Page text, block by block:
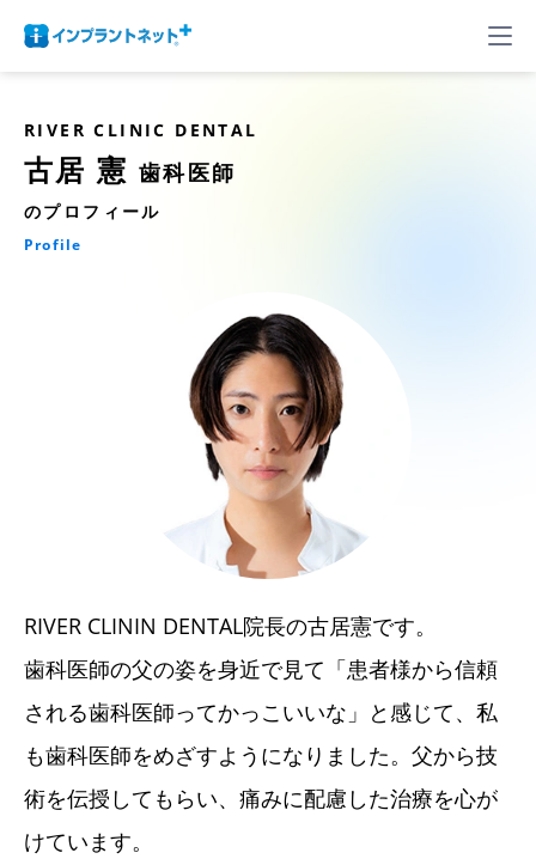
RIVER CLINIC DENTAL
古居 憲 歯科医師
のプロフィール
Profile
RIVER CLININ DENTAL院長の古居憲です。
歯科医師の父の姿を身近で見て「患者様から信頼
される歯科医師ってかっこいいな」と感じて、私
も歯科医師をめざすようになりました。父から技
術を伝授してもらい、痛みに配慮した治療を心が
けています。